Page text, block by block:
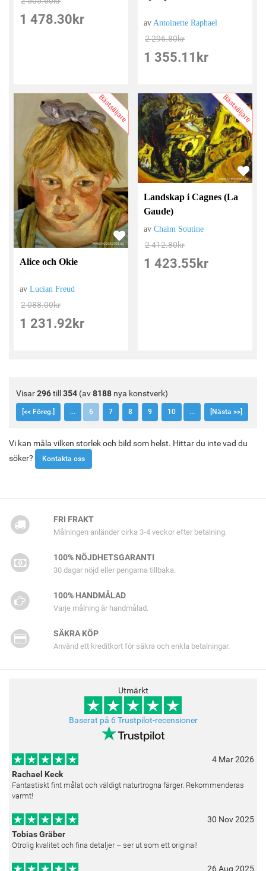
1 478.30 kr avAntoinette Raphael
2 296.80kr
1 355.11 kr
Bästsäljare
Alice och Okie
avLucian Freud
2 088.00kr
1 231.92 kr
Bästsäljare
Landskap i Cagnes (La
Gaude)
avChaim Soutine
2 412.80kr
1 423.55 kr
Visar296till 354 (av8188 nya konstverk)
[<< Föreg.] ... 6 7 8 9 10 ... [Nästa >>]
Vi kan måla vilken storlek och bild som helst. Hittar du inte vad du
söker?
Kontakta oss
FRI FRAKT
Målningen anländer cirka 3-4 veckor efter betalning.
100% NÖJDHETSGARANTI
30 dagar nöjd eller pengarna tillbaka.
100% HANDMÅLAD
Varje målning är handmålad.
SÄKRA KÖP
Använd ett kreditkort för säkra och enkla betalningar.
Utmärkt
Baserat på 6 Trustpilot-recensioner
4 Mar 2026
Rachael Keck
Fantastiskt fint målat och väldigt naturtrogna färger. Rekommenderas
varmt!
30 Nov 2025
Tobias Gräber
Otrolig kvalitet och fina detaljer – ser ut som ett original!
26 Aug 2025